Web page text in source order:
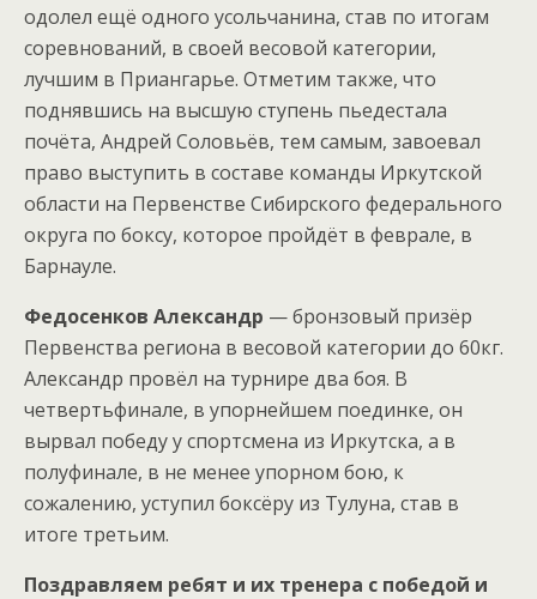
одолел ещё одного усольчанина, став по итогам
соревнований, в своей весовой категории,
лучшим в Приангарье. Отметим также, что
поднявшись на высшую ступень пьедестала
почёта, Андрей Соловьёв, тем самым, завоевал
право выступить в составе команды Иркутской
области на Первенстве Сибирского федерального
округа по боксу, которое пройдёт в феврале, в
Барнауле.
Федосенков Александр — бронзовый призёр
Первенства региона в весовой категории до 60кг.
Александр провёл на турнире два боя. В
четвертьфинале, в упорнейшем поединке, он
вырвал победу у спортсмена из Иркутска, а в
полуфинале, в не менее упорном бою, к
сожалению, уступил боксёру из Тулуна, став в
итоге третьим.
Поздравляем ребят и их тренера с победой и